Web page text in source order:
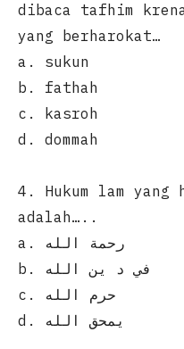
dibaca tafhim
yang berharokat…
a. sukun
b. fathah
c. kasroh
d. dommah
4. Hukum lam
adalah…..
a. رحمة الله
b. في د ين الله
c. حرم الله
d. يمحق الله